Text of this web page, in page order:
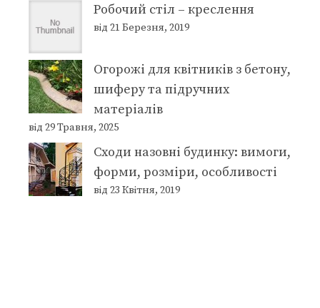
Робочий стіл – креслення
від 21 Березня, 2019
Огорожі для квітників з бетону,
шиферу та підручних
матеріалів
від 29 Травня, 2025
Сходи назовні будинку: вимоги,
форми, розміри, особливості
від 23 Квітня, 2019